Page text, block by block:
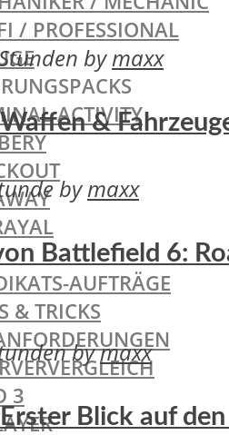
/ PROFESSIONAL
ACTIVITY
AUFTRÄGE
& TRICKS
3
bymaxx
&
bymaxx
Battlefield 6:
bymaxx
Blick auf